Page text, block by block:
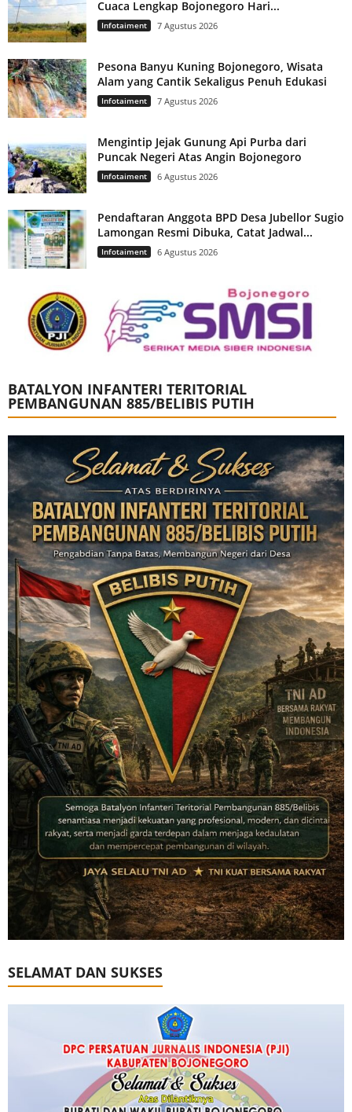
Cuaca Lengkap Bojonegoro Hari...
Infotaiment 7 Agustus 2026
Pesona Banyu Kuning Bojonegoro, Wisata
Alam yang Cantik Sekaligus Penuh Edukasi
Infotaiment 7 Agustus 2026
Mengintip Jejak Gunung Api Purba dari
Puncak Negeri Atas Angin Bojonegoro
Infotaiment 6 Agustus 2026
Pendaftaran Anggota BPD Desa Jubellor Sugio
Lamongan Resmi Dibuka, Catat Jadwal...
Infotaiment 6 Agustus 2026
BATALYON INFANTERI TERITORIAL
PEMBANGUNAN 885/BELIBIS PUTIH
SELAMAT DAN SUKSES